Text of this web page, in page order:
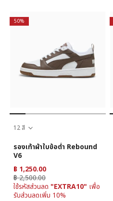
50%
12 สี
รองเท้าผ้าใบข้อต่ำ Rebound
V6
฿ 1,250.00
฿ 2,500.00
ใช้รหัสส่วนลด "EXTRA10" เพื่อ
รับส่วนลดเพิ่ม 10%